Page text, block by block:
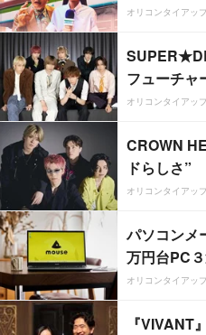
オリコンタイアッ
フューチャ
オリコンタイアッ
CROWN
ドらしさ”
オリコンタイアッ
パソコンメ
万円台PC３
オリコンタイアッ
『VIVANT